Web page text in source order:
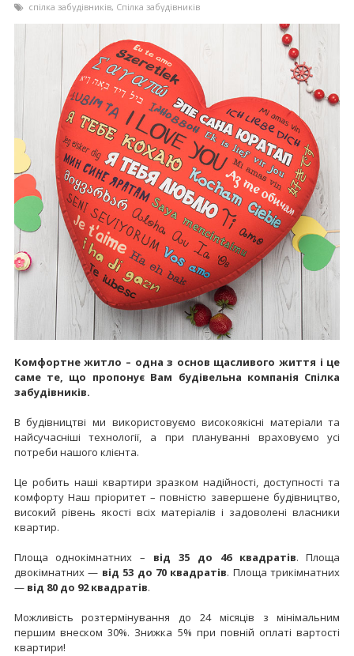
спілка забудівників, Спілка забудівників
Комфортне житло – одна з основ щасливого життя і це
саме те, що пропонує Вам будівельна компанія Спілка
забудівників.
В будівництві ми використовуємо високоякісні матеріали та
найсучасніші технології, а при плануванні враховуємо усі
потреби нашого клієнта.
Це робить наші квартири зразком надійності, доступності та
комфорту Наш пріоритет – повністю завершене будівництво,
високий рівень якості всіх матеріалів і задоволені власники
квартир.
Площа однокімнатних – від 35 до 46 квадратів. Площа
двокімнатних — від 53 до 70 квадратів. Площа трикімнатних
— від 80 до 92 квадратів.
Можливість розтермінування до 24 місяців з мінімальним
першим внеском 30%. Знижка 5% при повній оплаті вартості
квартири!